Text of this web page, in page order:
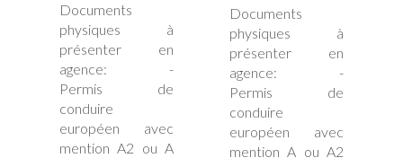
Documents
physiques à
présenter en
agence: -
Permis de
conduire
européen avec
mention A2 ou A
Documents
physiques à
présenter en
agence: -
Permis de
conduire
européen avec
mention A ou A2